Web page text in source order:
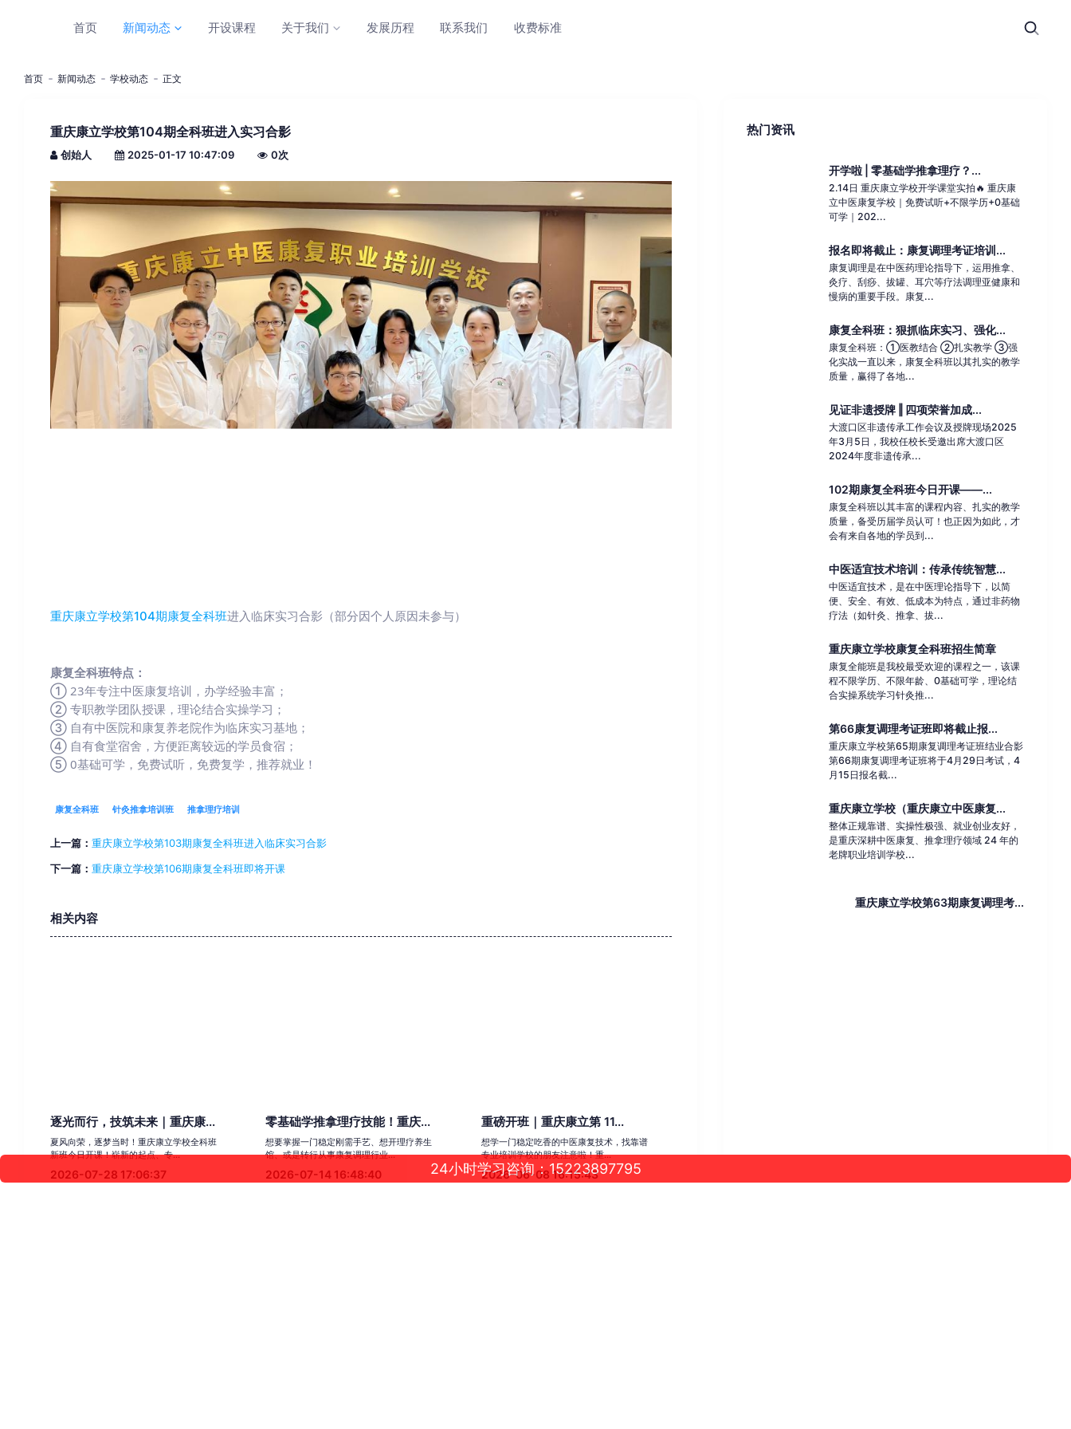
首页 新闻动态 开设课程 关于我们 发展历程 联系我们 收费标准
首页 新闻动态 学校动态 正文
重庆康立学校第104期全科班进入实习合影
创始人 2025-01-17 10:47:09 0次
重庆康立学校第104期康复全科班进入临床实习合影（部分因个人原因未参与）
康复全科班特点：
① 23年专注中医康复培训，办学经验丰富；
② 专职教学团队授课，理论结合实操学习；
③ 自有中医院和康复养老院作为临床实习基地；
④ 自有食堂宿舍，方便距离较远的学员食宿；
⑤ 0基础可学，免费试听，免费复学，推荐就业！
康复全科班 针灸推拿培训班 推拿理疗培训
上一篇： 重庆康立学校第103期康复全科班进入临床实习合影
下一篇： 重庆康立学校第106期康复全科班即将开课
相关内容
逐光而行，技筑未来｜重庆康...
夏风向荣，逐梦当时！重庆康立学校全科班
新班今日开课！崭新的起点、专...
2026-07-28 17:06:37
零基础学推拿理疗技能！重庆...
想要掌握一门稳定刚需手艺、想开理疗养生
馆、或是转行从事康复调理行业...
2026-07-14 16:48:40
重磅开班｜重庆康立第 11...
想学一门稳定吃香的中医康复技术，找靠谱
专业培训学校的朋友注意啦！重...
2026-06-08 16:15:43
热门资讯
开学啦 | 零基础学推拿理疗？...
2.14日 重庆康立学校开学课堂实拍🔥 重庆康
立中医康复学校｜免费试听+不限学历+0基础
可学｜202...
报名即将截止：康复调理考证培训...
康复调理是在中医药理论指导下，运用推拿、
灸疗、刮痧、拔罐、耳穴等疗法调理亚健康和
慢病的重要手段。康复...
康复全科班：狠抓临床实习、强化...
康复全科班：①医教结合 ②扎实教学 ③强
化实战一直以来，康复全科班以其扎实的教学
质量，赢得了各地...
见证非遗授牌 ‖ 四项荣誉加成...
大渡口区非遗传承工作会议及授牌现场2025
年3月5日，我校任校长受邀出席大渡口区
2024年度非遗传承...
102期康复全科班今日开课——...
康复全科班以其丰富的课程内容、扎实的教学
质量，备受历届学员认可！也正因为如此，才
会有来自各地的学员到...
中医适宜技术培训：传承传统智慧...
中医适宜技术，是在中医理论指导下，以简
便、安全、有效、低成本为特点，通过非药物
疗法（如针灸、推拿、拔...
重庆康立学校康复全科班招生简章
康复全能班是我校最受欢迎的课程之一，该课
程不限学历、不限年龄、0基础可学，理论结
合实操系统学习针灸推...
第66康复调理考证班即将截止报...
重庆康立学校第65期康复调理考证班结业合影
第66期康复调理考证班将于4月29日考试，4
月15日报名截...
重庆康立学校（重庆康立中医康复...
整体正规靠谱、实操性极强、就业创业友好，
是重庆深耕中医康复、推拿理疗领域 24 年的
老牌职业培训学校...
重庆康立学校第63期康复调理考...
24小时学习咨询：15223897795